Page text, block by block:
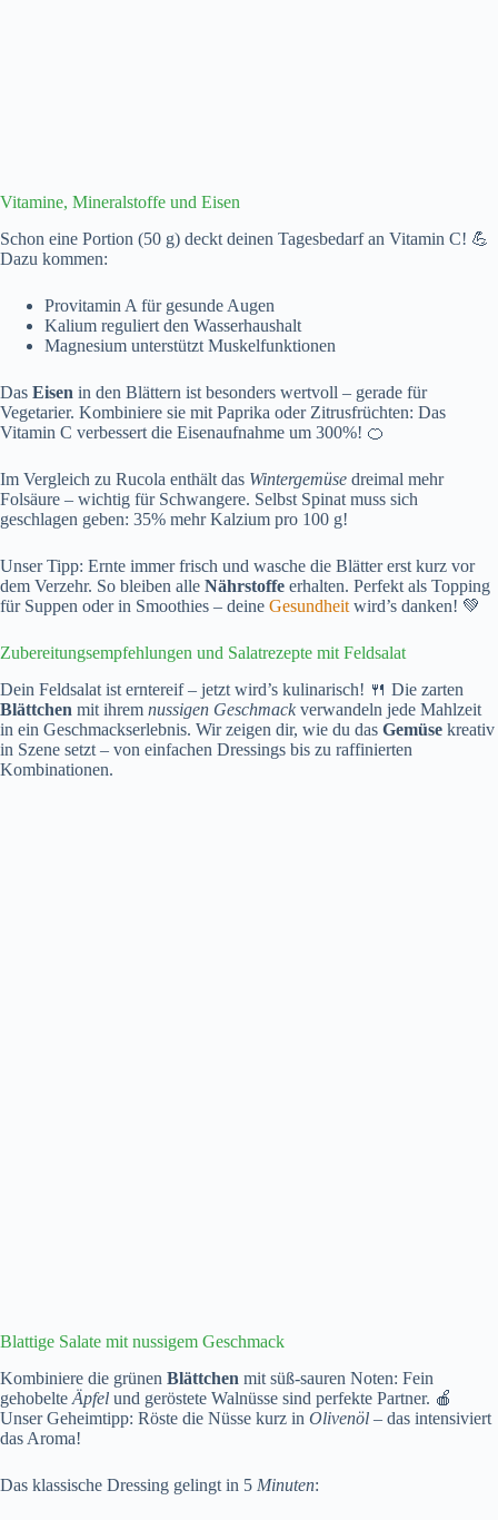
Vitamine, Mineralstoffe und Eisen
Schon eine Portion (50 g) deckt deinen Tagesbedarf an Vitamin C! 💪
Dazu kommen:
Provitamin A für gesunde Augen
Kalium reguliert den Wasserhaushalt
Magnesium unterstützt Muskelfunktionen
Das Eisen in den Blättern ist besonders wertvoll – gerade für
Vegetarier. Kombiniere sie mit Paprika oder Zitrusfrüchten: Das
Vitamin C verbessert die Eisenaufnahme um 300%! 🍊
Im Vergleich zu Rucola enthält das Wintergemüse dreimal mehr
Folsäure – wichtig für Schwangere. Selbst Spinat muss sich
geschlagen geben: 35% mehr Kalzium pro 100 g!
Unser Tipp: Ernte immer frisch und wasche die Blätter erst kurz vor
dem Verzehr. So bleiben alle Nährstoffe erhalten. Perfekt als Topping
für Suppen oder in Smoothies – deine Gesundheit wird’s danken! 💚
Zubereitungsempfehlungen und Salatrezepte mit Feldsalat
Dein Feldsalat ist erntereif – jetzt wird’s kulinarisch! 🍴 Die zarten
Blättchen mit ihrem nussigen Geschmack verwandeln jede Mahlzeit
in ein Geschmackserlebnis. Wir zeigen dir, wie du das Gemüse kreativ
in Szene setzt – von einfachen Dressings bis zu raffinierten
Kombinationen.
Blattige Salate mit nussigem Geschmack
Kombiniere die grünen Blättchen mit süß-sauren Noten: Fein
gehobelte Äpfel und geröstete Walnüsse sind perfekte Partner. 🍎
Unser Geheimtipp: Röste die Nüsse kurz in Olivenöl – das intensiviert
das Aroma!
Das klassische Dressing gelingt in 5 Minuten: